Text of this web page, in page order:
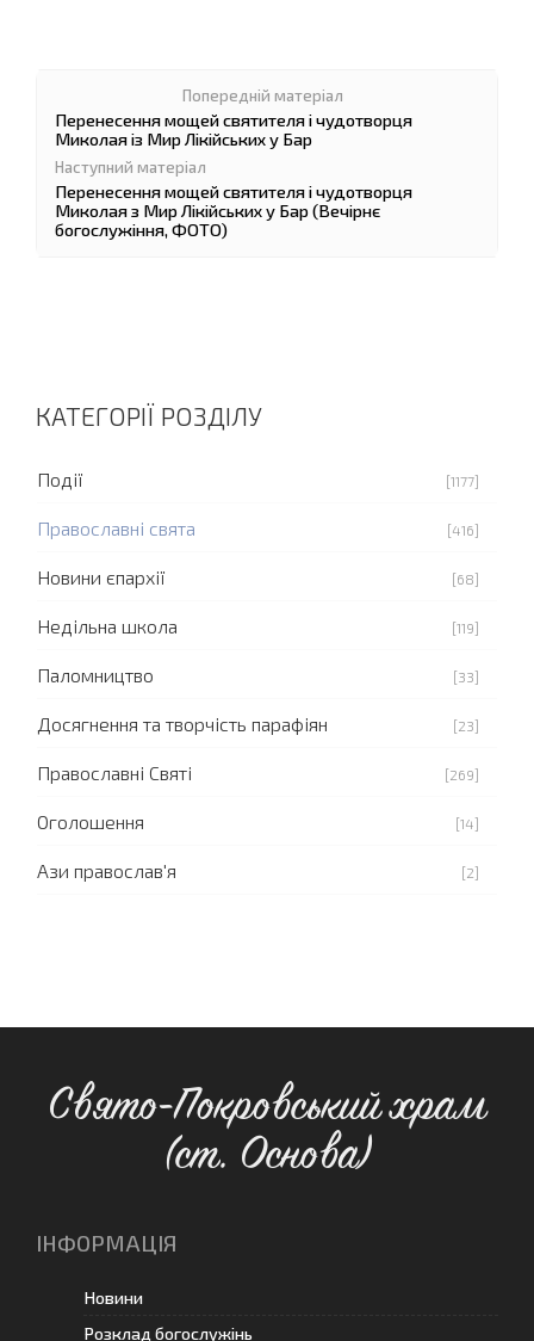
Перенесення мощей святителя і чудотворця
Миколая із Мир Лікійських у Бар
Перенесення мощей святителя і чудотворця
Миколая з Мир Лікійських у Бар (Вечірнє
богослужіння, ФОТО)
КАТЕГОРІЇ РОЗДІЛУ
Події [1177]
Православні свята [416]
Новини єпархії [68]
Недільна школа [119]
Паломництво [33]
Досягнення та творчість парафіян [23]
Православні Святі [269]
Оголошення [14]
Ази православ'я [2]
Свято-Покровський храм
(ст. Основа)
ІНФОРМАЦІЯ
Новини
Розклад богослужінь